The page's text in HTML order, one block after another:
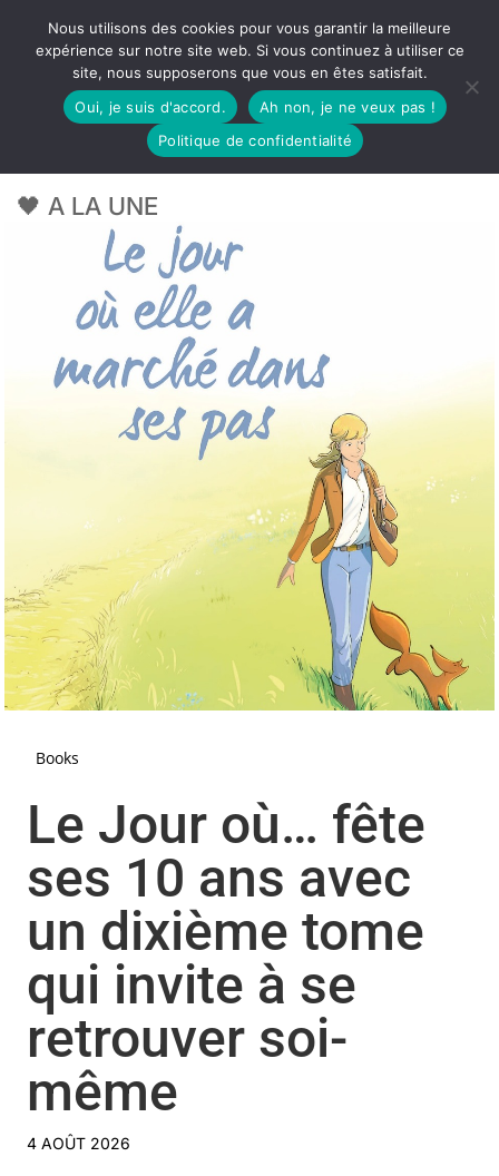
🖤 A LA UNE
Books
Le Jour où… fête
ses 10 ans avec
un dixième tome
qui invite à se
retrouver soi-
même
4 AOÛT 2026
Nous utilisons des cookies pour vous garantir la meilleure
expérience sur notre site web. Si vous continuez à utiliser ce
site, nous supposerons que vous en êtes satisfait.
Oui, je suis d'accord.
Ah non, je ne veux pas !
Politique de confidentialité